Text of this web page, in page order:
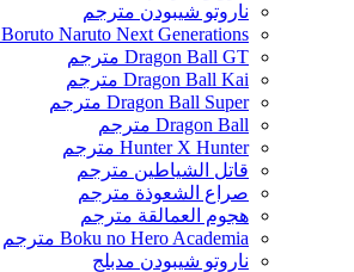
ناروتو شيبودن مترجم
Boruto Naruto Next Generations مترجم
Dragon Ball GT مترجم
Dragon Ball Kai مترجم
Dragon Ball Super مترجم
Dragon Ball مترجم
Hunter X Hunter مترجم
قاتل الشياطين مترجم
صراع الشعوذة مترجم
هجوم العمالقة مترجم
Boku no Hero Academia مترجم
ناروتو شيبودن مدبلج